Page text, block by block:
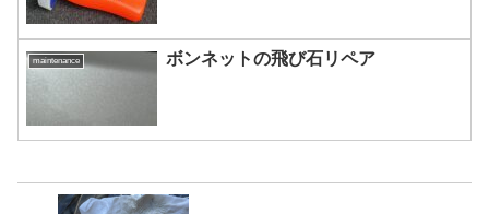
maintenance ボンネットの飛び石リペア